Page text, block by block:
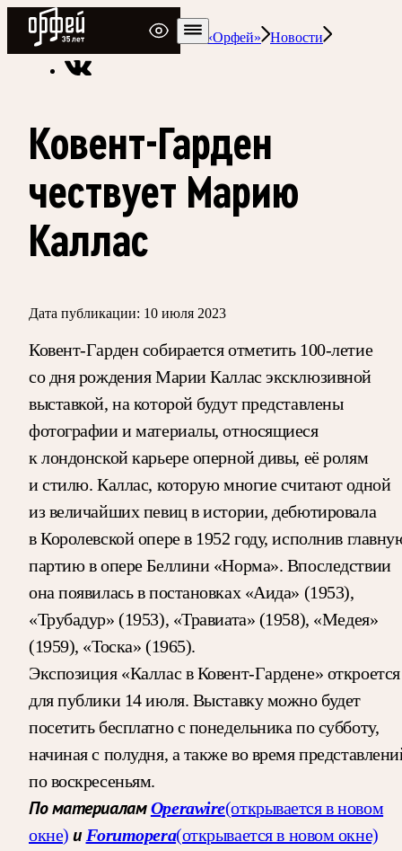
Радио Орфей
Радио классической музыки «Орфей»
Новости
Ковент-Гарден
чествует Марию
Каллас
Дата публикации: 10 июля 2023
Ковент-Гарден собирается отметить 100-летие
со дня рождения Марии Каллас эксклюзивной
выставкой, на которой будут представлены
фотографии и материалы, относящиеся
к лондонской карьере оперной дивы, её ролям
и стилю. Каллас, которую многие считают одной
из величайших певиц в истории, дебютировала
в Королевской опере в 1952 году, исполнив
партию в опере Беллини «Норма». Впоследствии
она появилась в постановках «Аида» (1953),
«Трубадур» (1953), «Травиата» (1958), «Медея»
(1959), «Тоска» (1965).
Экспозиция «Каллас в Ковент-Гардене» откроется
для публики 14 июля. Выставку можно будет
посетить бесплатно с понедельника по субботу,
начиная с полудня, а также во время
по воскресеньям.
По материаламOperawire(открывается в новом
окне) и Forumopera(открывается в новом окне)